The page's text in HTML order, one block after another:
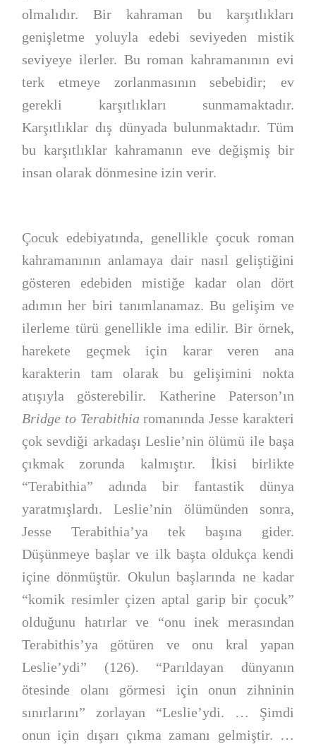
olmalıdır. Bir kahraman bu karşıtlıkları
genişletme yoluyla edebi seviyeden mistik
seviyeye ilerler. Bu roman kahramanının evi
terk etmeye zorlanmasının sebebidir; ev
gerekli karşıtlıkları sunmamaktadır.
Karşıtlıklar dış dünyada bulunmaktadır. Tüm
bu karşıtlıklar kahramanın eve değişmiş bir
insan olarak dönmesine izin verir.
Çocuk edebiyatında, genellikle çocuk roman
kahramanının anlamaya dair nasıl geliştiğini
gösteren edebiden mistiğe kadar olan dört
adımın her biri tanımlanamaz. Bu gelişim ve
ilerleme türü genellikle ima edilir. Bir örnek,
harekete geçmek için karar veren ana
karakterin tam olarak bu gelişimini nokta
atışıyla gösterebilir. Katherine Paterson’ın
Bridge to Terabithiaromanında Jesse karakteri
çok sevdiği arkadaşı Leslie’nin ölümü ile başa
çıkmak zorunda kalmıştır. İkisi birlikte
“Terabithia” adında bir fantastik dünya
yaratmışlardı. Leslie’nin ölümünden sonra,
Jesse Terabithia’ya tek başına gider.
Düşünmeye başlar ve ilk başta oldukça kendi
içine dönmüştür. Okulun başlarında ne kadar
“komik resimler çizen aptal garip bir çocuk”
olduğunu hatırlar ve “onu inek merasından
Terabithis’ya götüren ve onu kral yapan
Leslie’ydi” (126). “Parıldayan dünyanın
ötesinde olanı görmesi için onun zihninin
sınırlarını” zorlayan “Leslie’ydi. … Şimdi
onun için dışarı çıkma zamanı gelmiştir. …